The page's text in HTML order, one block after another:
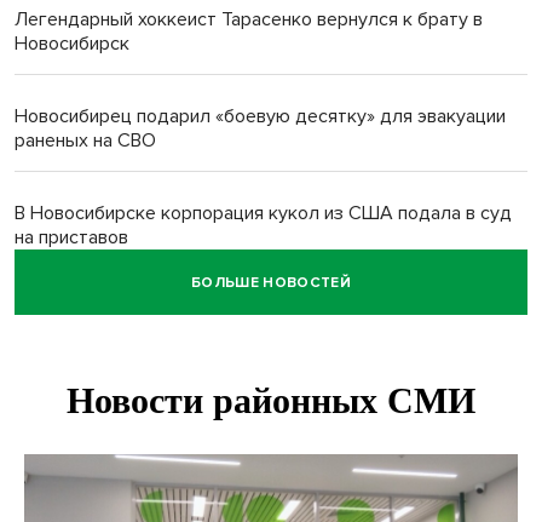
Легендарный хоккеист Тарасенко вернулся к брату в
Новосибирск
Новосибирец подарил «боевую десятку» для эвакуации
раненых на СВО
В Новосибирске корпорация кукол из США подала в суд
на приставов
БОЛЬШЕ НОВОСТЕЙ